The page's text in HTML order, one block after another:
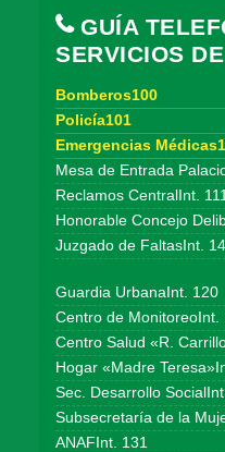
GUÍA
SERVICIOS
Bomberos100
Policía101
Emergencias
Mesa de Entrada
Reclamos CentralInt.
Honorable Concejo
Juzgado de FaltasInt.
Guardia UrbanaInt. 120
Centro de MonitoreoInt.
Centro Salud «R.
Hogar «Madre
Sec. Desarrollo
Subsecretaría de la
ANAFInt. 131